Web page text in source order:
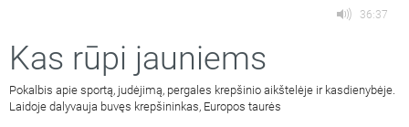
36:37
Kas rūpi jauniems
Pokalbis apie sportą, judėjimą, pergales krepšinio aikštelėje ir kasdienybėje.
Laidoje dalyvauja buvęs krepšininkas, Europos taurės